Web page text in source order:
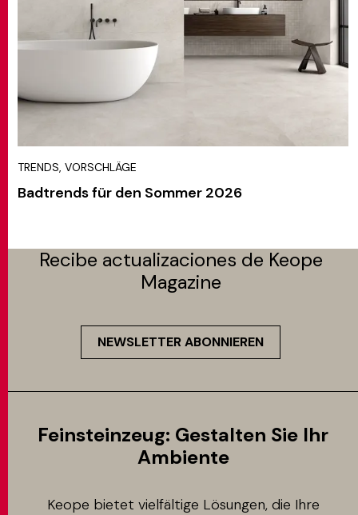
TRENDS, VORSCHLÄGE
Badtrends für den Sommer 2026
Recibe actualizaciones de Keope
Magazine
NEWSLETTER ABONNIEREN
Feinsteinzeug: Gestalten Sie Ihr
Ambiente
Keope bietet vielfältige Lösungen, die Ihre